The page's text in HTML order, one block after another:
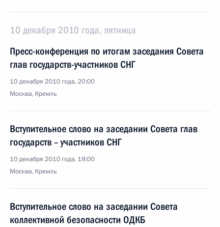
10 декабря 2010 года, пятница
Пресс-конференция по итогам заседания Совета
глав государств-участников СНГ
10 декабря 2010 года, 20:00
Москва, Кремль
Вступительное слово на заседании Совета глав
государств – участников СНГ
10 декабря 2010 года, 19:00
Москва, Кремль
Вступительное слово на заседании Совета
коллективной безопасности ОДКБ